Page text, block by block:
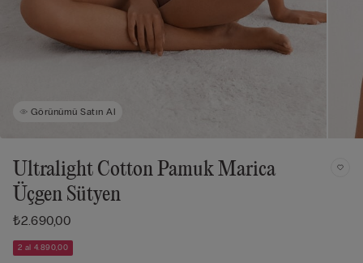
Görünümü Satın Al
Ultralight Cotton Pamuk Marica
Üçgen Sütyen
₺2.690,00
2 al 4.890,00